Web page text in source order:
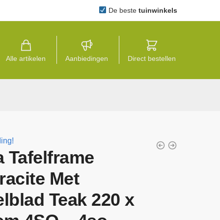
De beste tuinwinkels
Alle artikelen Aanbiedingen Direct bestellen
Tafelframe
Met
Teak 220 x